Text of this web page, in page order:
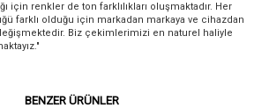
için renkler de ton farklılıkları oluşmaktadır. Her
farklı olduğu için markadan markaya ve cihazdan
Biz çekimlerimizi en naturel haliyle
BENZER ÜRÜNLER